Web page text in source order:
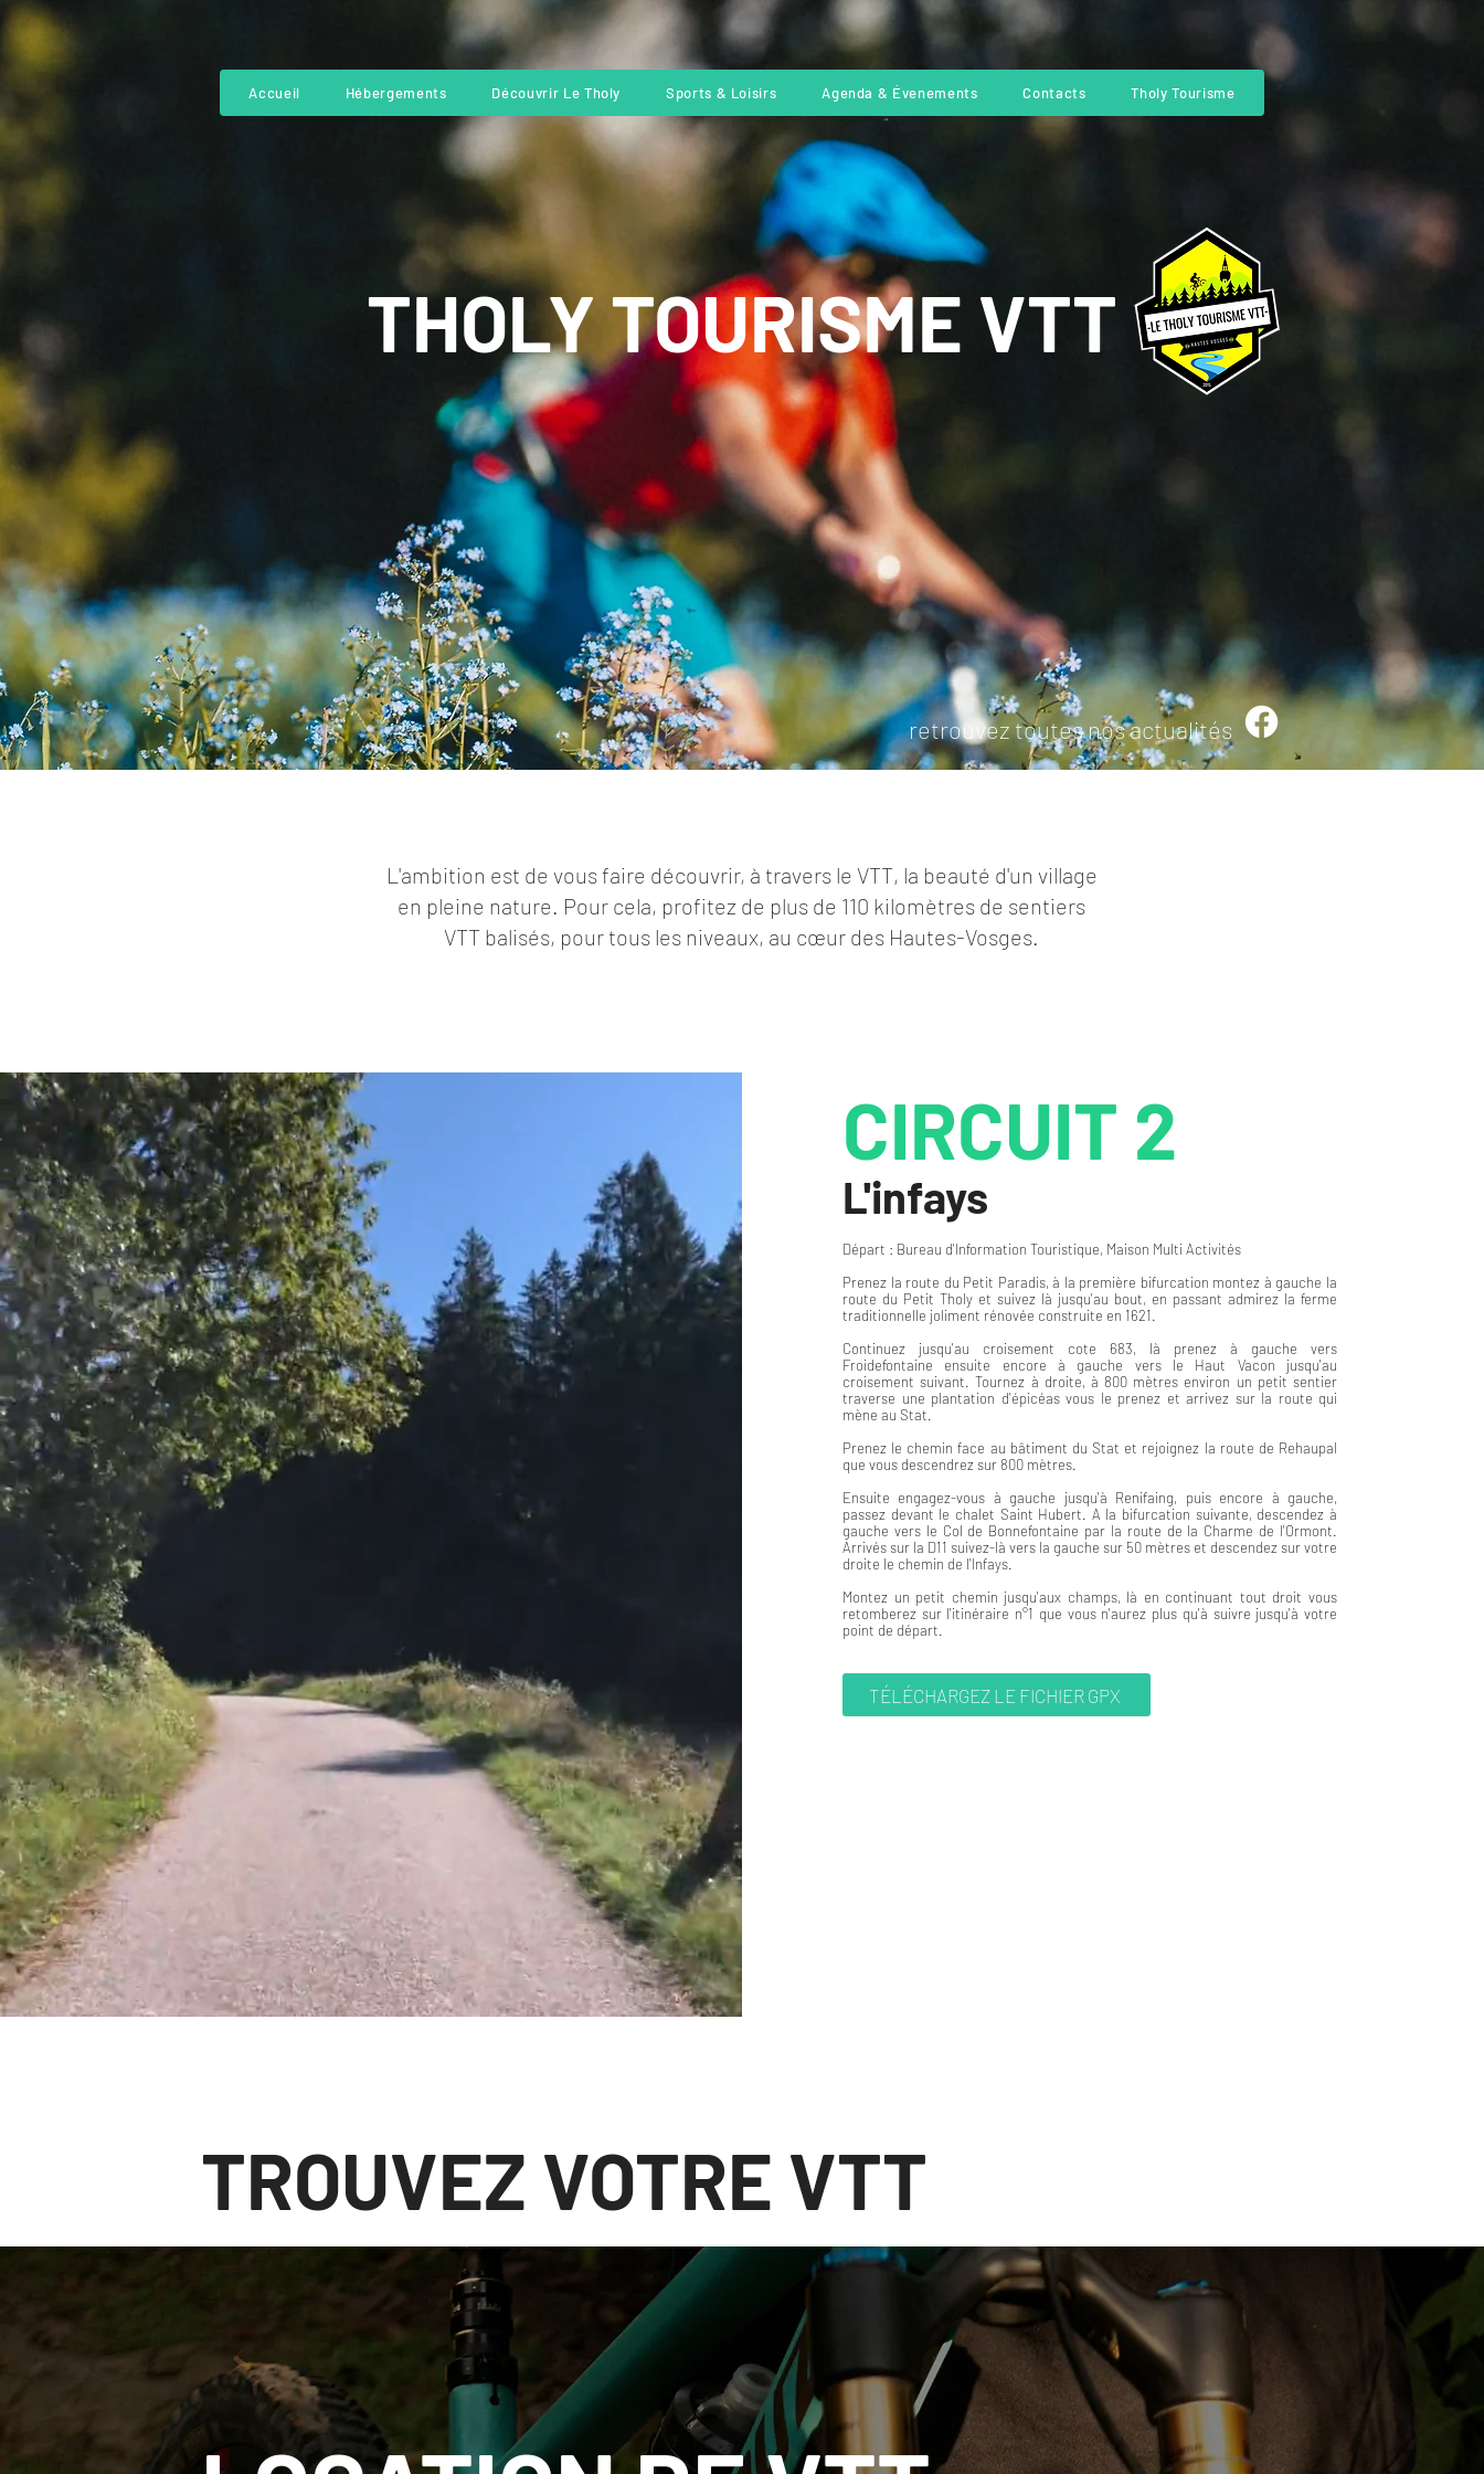
Accueil Hébergements Découvrir Le Tholy Sports & Loisirs Agenda & Évenements Contacts Tholy Tourisme
LIENS UTILES
L'ambition est de vous faire découvrir, à travers le VTT, la beauté d'un village
en pleine nature. Pour cela, profitez de plus de 110 kilomètres de sentiers
VTT balisés, pour tous les niveaux, au cœur des Hautes-Vosges.
CIRCUIT 2
L'infays
Départ : Bureau d'Information Touristique, Maison Multi Activités
Prenez la route du Petit Paradis, à la première bifurcation montez à gauche la
route du Petit Tholy et suivez là jusqu'au bout, en passant admirez la ferme
traditionnelle joliment rénovée construite en 1621.
Continuez jusqu'au croisement cote 683, là prenez à gauche vers
Froidefontaine ensuite encore à gauche vers le Haut Vacon jusqu'au
croisement suivant. Tournez à droite, à 800 mètres environ un petit sentier
traverse une plantation d'épicéas vous le prenez et arrivez sur la route qui
mène au Stat.
Prenez le chemin face au bâtiment du Stat et rejoignez la route de Rehaupal
que vous descendrez sur 800 mètres.
Ensuite engagez-vous à gauche jusqu'à Renifaing, puis encore à gauche,
passez devant le chalet Saint Hubert. A la bifurcation suivante, descendez à
gauche vers le Col de Bonnefontaine par la route de la Charme de l'Ormont.
Arrivés sur la D11 suivez-là vers la gauche sur 50 mètres et descendez sur votre
droite le chemin de l'Infays.
Montez un petit chemin jusqu'aux champs, là en continuant tout droit vous
retomberez sur l'itinéraire n°1 que vous n'aurez plus qu'à suivre jusqu'à votre
point de départ.
TÉLÉCHARGEZ LE FICHIER GPX
THOLY TOURISME VTT
retrouvez toutes nos actualités
TROUVEZ VOTRE VTT